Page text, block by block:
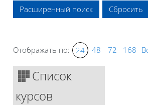
Расширенный поиск
Отображать по: 24 48 72 168
Список
курсов